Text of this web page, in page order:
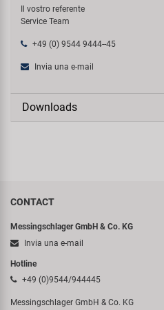
Il vostro referente
Service Team
+49 (0) 9544 9444--45
Invia una e-mail
Downloads
CONTACT
Messingschlager GmbH & Co. KG
Invia una e-mail
Hotline
+49 (0)9544/944445
Messingschlager GmbH & Co. KG